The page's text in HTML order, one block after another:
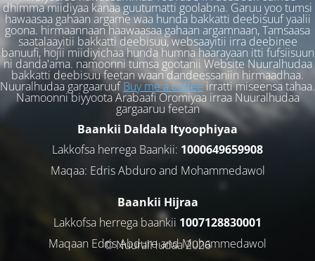
dhimma miidiyaa kanaa guutumatti goolabna. Garuu yoo tumsi
hawaasaa gahaan argame waa hunda bakkatti deebisuuf yaalii
goona. hirmaannaan haawaasaa gahaan argamnaan, Tamsaasa
saatalaayitii bakkatti deebisuu, websaayitii irra deebinee
banuufi, hojii miidiyichaa hunda humna haarayaan itti fufsiisuun
ni danda'ama. namoonni tumsa gootanii Website Nuuralhudaa
bakkatti deebisuu feetan waan dandeessaniin hirmaadhaa.
Nuuralhudaa gargaaruufBuy me a coffeeirratti miseensa tahaa.
Namoonni biyyoota Arabaafi Oromiyaa irraa Nuuralhudaa
gargaaruu feetan
Baankii Daldala Ityoophiyaa
Lakkofsa herrega Baankii: 1000649659908
Maqaa: Edris Abduro and Mohammedawol
Baankii Hijraa
Lakkofsa herrega baankii 1007128830001
Maqaan Edris Abduro and Muhammedawol
© NuuralHudaa 2026